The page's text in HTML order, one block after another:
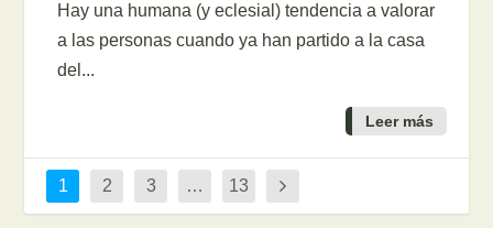
Hay una humana (y eclesial) tendencia a valorar
a las personas cuando ya han partido a la casa
del...
Leer más
1 2 3 … 13